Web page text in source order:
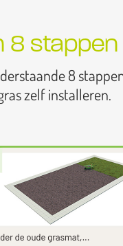
8 stappen
8
zelf installeren.